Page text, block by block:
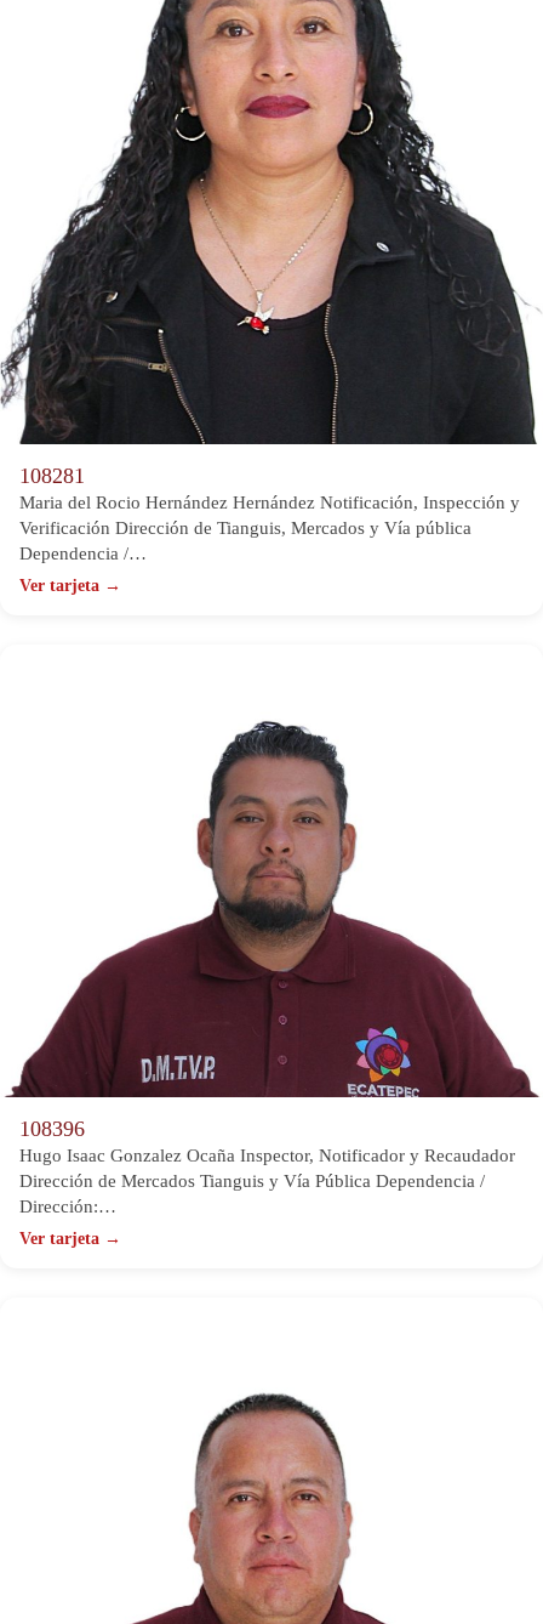
108281
Maria del Rocio Hernández Hernández Notificación, Inspección y
Verificación Dirección de Tianguis, Mercados y Vía pública
Dependencia /…
Ver tarjeta →
108396
Hugo Isaac Gonzalez Ocaña Inspector, Notificador y Recaudador
Dirección de Mercados Tianguis y Vía Pública Dependencia /
Dirección:…
Ver tarjeta →